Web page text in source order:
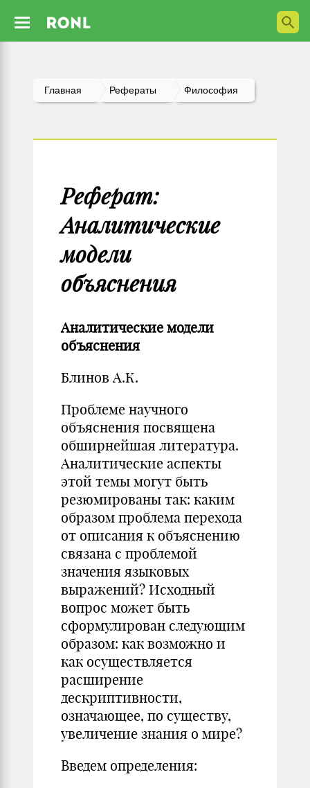
Главная Рефераты Философия
Реферат:
Аналитические
модели
объяснения
Аналитические модели
объяснения
Блинов А.К.
Проблеме научного
объяснения посвящена
обширнейшая литература.
Аналитические аспекты
этой темы могут быть
резюмированы так: каким
образом проблема перехода
от описания к объяснению
связана с проблемой
значения языковых
выражений? Исходный
вопрос может быть
сформулирован следующим
образом: как возможно и
как осуществляется
расширение
дескриптивности,
означающее, по существу,
увеличение знания о мире?
Введем определения: